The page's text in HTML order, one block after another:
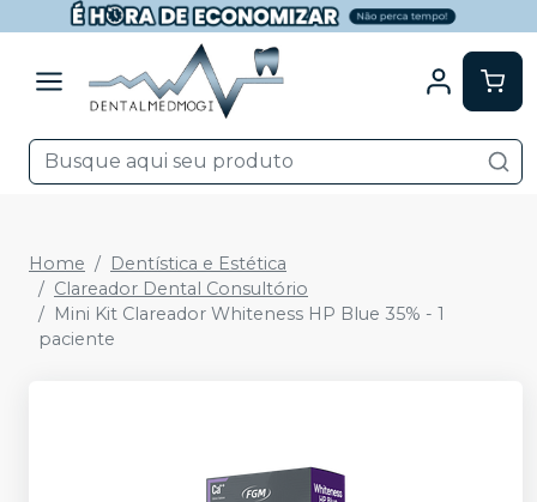
Home
Dentística e Estética
Clareador Dental Consultório
Mini Kit Clareador Whiteness HP Blue 35% - 1
paciente